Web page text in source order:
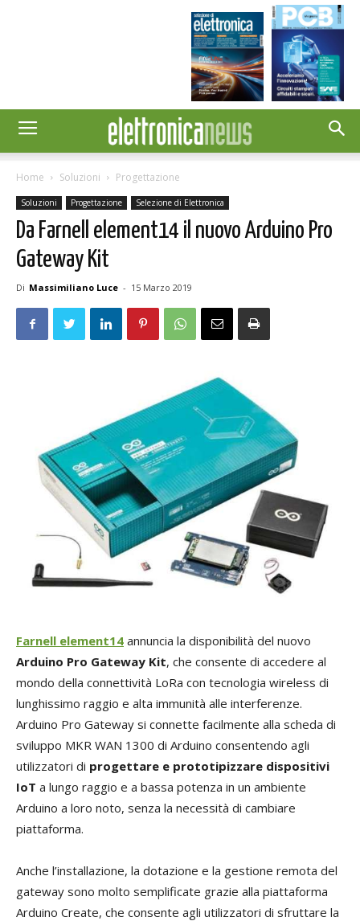
Home Soluzioni Progettazione
Soluzioni Progettazione Selezione di Elettronica
Da Farnell element14 il nuovo Arduino Pro
Gateway Kit
Di Massimiliano Luce - 15 Marzo 2019
Farnell element14 annuncia la disponibilità del nuovo
Arduino Pro Gateway Kit, che consente di accedere al
mondo della connettività LoRa con tecnologia wireless di
lunghissimo raggio e alta immunità alle interferenze.
Arduino Pro Gateway si connette facilmente alla scheda di
sviluppo MKR WAN 1300 di Arduino consentendo agli
utilizzatori di progettare e prototipizzare dispositivi
IoT a lungo raggio e a bassa potenza in un ambiente
Arduino a loro noto, senza la necessità di cambiare
piattaforma.
Anche l’installazione, la dotazione e la gestione remota del
gateway sono molto semplificate grazie alla piattaforma
Arduino Create, che consente agli utilizzatori di sfruttare la